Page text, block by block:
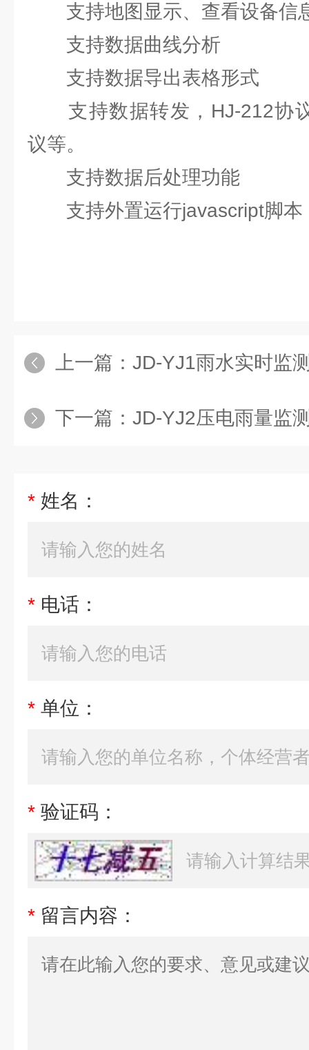
支持地图显示、查看设备信
支持数据曲线分析
支持数据导出表格形式
支持数据转发，HJ-212协
议等。
支持数据后处理功能
支持外置运行javascript脚本
上一篇： JD-YJ1雨水实时监
下一篇： JD-YJ2压电雨量监
* 姓名：
* 电话：
* 单位：
* 验证码：
* 留言内容：